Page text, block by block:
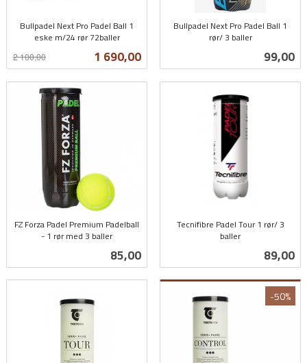
Bullpadel Next Pro Padel Ball 1
eske m/24 rør 72baller
Tilbud
1 690,00
2 100,00
mva.
Bullpadel Next Pro Padel Ball 1
rør/ 3 baller
Pris
99,00
FZ Forza Padel Premium Padelball
- 1 rør med 3 baller
Pris
85,00
Tecnifibre Padel Tour 1 rør/ 3
baller
Pris
89,00
-50%